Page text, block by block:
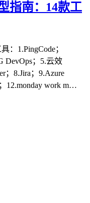
指南：14款工
：1.PingCode；
DevOps；5.云效
；8.Jira；9.Azure
12.monday work m…